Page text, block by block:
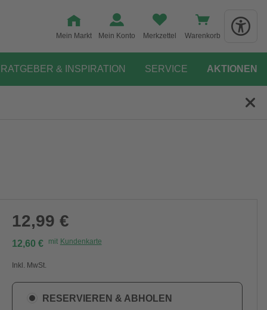
Mein Markt Mein Konto Merkzettel Warenkorb
RATGEBER & INSPIRATION SERVICE AKTIONEN
12,99 €
12,60 € mit Kundenkarte
Inkl. MwSt.
RESERVIEREN & ABHOLEN